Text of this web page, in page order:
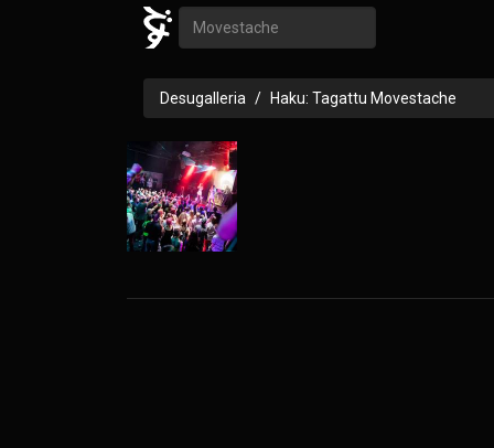
Desugalleria Haku: Tagattu Movestache